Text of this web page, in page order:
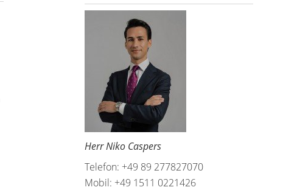
Herr Niko Caspers
Telefon: +49 89 277827070
Mobil: +49 1511 0221426